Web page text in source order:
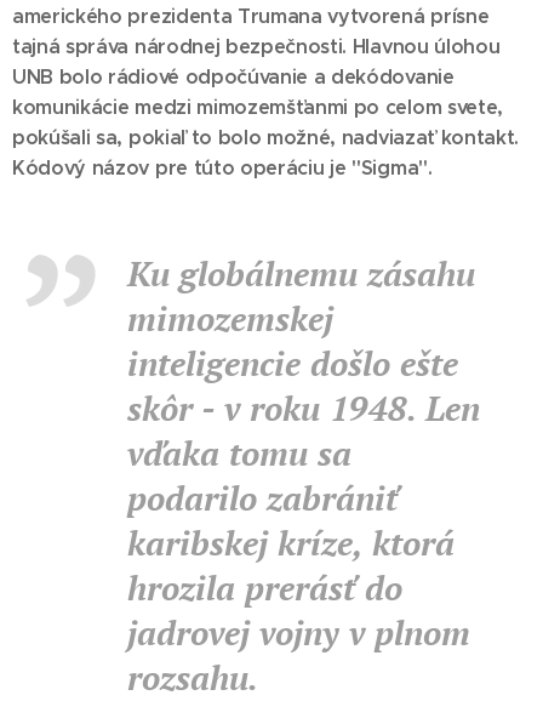
amerického prezidenta Trumana vytvorená prísne
tajná správa národnej bezpečnosti. Hlavnou úlohou
UNB bolo rádiové odpočúvanie a dekódovanie
komunikácie medzi mimozemšťanmi po celom svete,
pokúšali sa, pokiaľ to bolo možné, nadviazať kontakt.
Kódový názov pre túto operáciu je "Sigma".
Ku globálnemu zásahu
mimozemskej
inteligencie došlo ešte
skôr - v roku 1948. Len
vďaka tomu sa
podarilo zabrániť
karibskej kríze, ktorá
hrozila prerásť do
jadrovej vojny v plnom
rozsahu.